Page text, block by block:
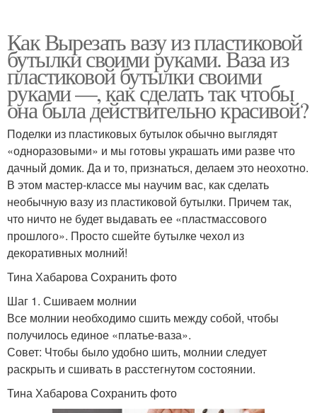
Как Вырезать вазу из пластиковой
бутылки своими руками. Ваза из
пластиковой бутылки своими
руками —, как сделать так чтобы
она была действительно красивой?
Поделки из пластиковых бутылок обычно выглядят
«одноразовыми» и мы готовы украшать ими разве что
дачный домик. Да и то, признаться, делаем это неохотно.
В этом мастер-классе мы научим вас, как сделать
необычную вазу из пластиковой бутылки. Причем так,
что ничто не будет выдавать ее «пластмассового
прошлого». Просто сшейте бутылке чехол из
декоративных молний!
Тина Хабарова Сохранить фото
Шаг 1. Сшиваем молнии
Все молнии необходимо сшить между собой, чтобы
получилось единое «платье-ваза».
Совет: Чтобы было удобно шить, молнии следует
раскрыть и сшивать в расстегнутом состоянии.
Тина Хабарова Сохранить фото